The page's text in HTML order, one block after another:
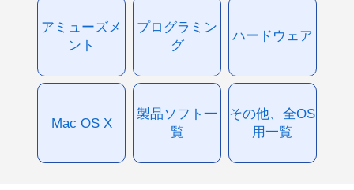
アミューズメ
ント
プログラミン
グ
ハードウェア
Mac OS X
製品ソフト一
覧
その他、全OS
用一覧